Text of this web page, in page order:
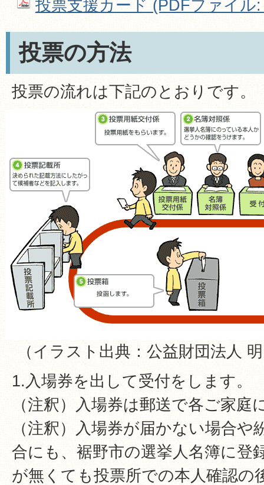
投票支援カード (PDFファイル
投票の方法
投票の流れは下記のとおりです。
（イラスト出典：公益財団法人
1.入場券を出して受付をします。
（注釈）入場券は郵送で各ご家庭
（注釈）入場券が届かない場合
合にも、裾野市の選挙人名簿に登
が無くても投票所での本人確認の